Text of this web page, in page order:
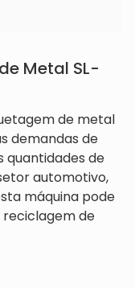
Metal SL-
de metal
demandas de
quantidades de
automotivo,
máquina pode
reciclagem de